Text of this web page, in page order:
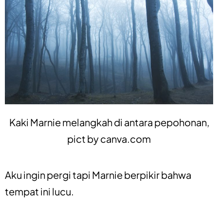
Kaki Marnie melangkah di antara pepohonan,
pict bycanva.com
Aku ingin pergi tapi Marnie berpikir bahwa
tempat ini lucu.